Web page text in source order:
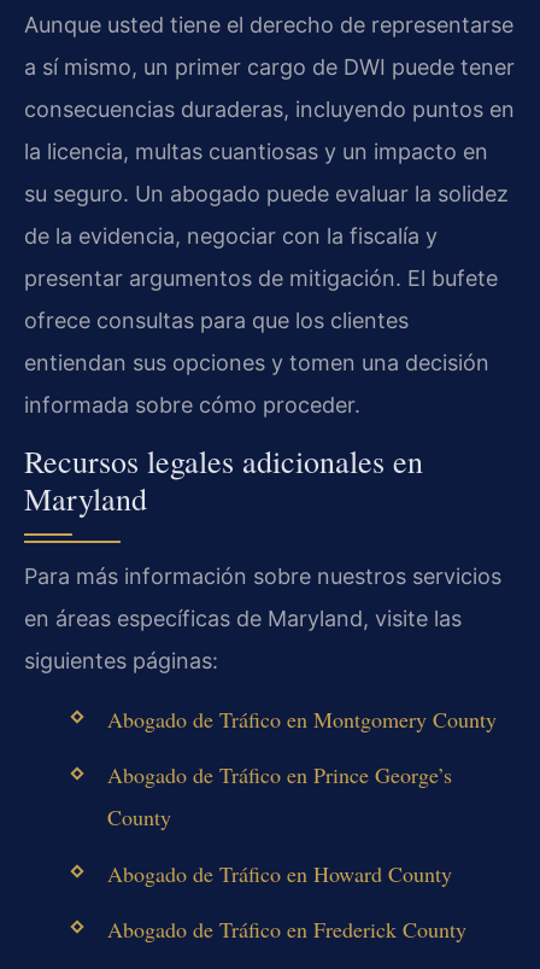
Aunque usted tiene el derecho de representarse
a sí mismo, un primer cargo de DWI puede tener
consecuencias duraderas, incluyendo puntos en
la licencia, multas cuantiosas y un impacto en
su seguro. Un abogado puede evaluar la solidez
de la evidencia, negociar con la fiscalía y
presentar argumentos de mitigación. El bufete
ofrece consultas para que los clientes
entiendan sus opciones y tomen una decisión
informada sobre cómo proceder.
Recursos legales adicionales en
Maryland
Para más información sobre nuestros servicios
en áreas específicas de Maryland, visite las
siguientes páginas:
Abogado de Tráfico en Montgomery County
Abogado de Tráfico en Prince George’s
County
Abogado de Tráfico en Howard County
Abogado de Tráfico en Frederick County